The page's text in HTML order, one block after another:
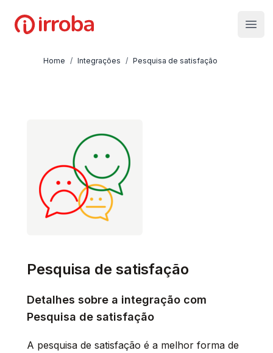
Irroba
Home / Integrações / Pesquisa de satisfação
Pesquisa de satisfação
Detalhes sobre a integração com
Pesquisa de satisfação
A pesquisa de satisfação é a melhor forma de